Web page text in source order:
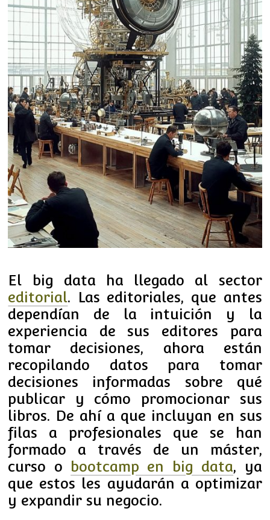
El big data ha llegado al sector
editorial. Las editoriales, que antes
dependían de la intuición y la
experiencia de sus editores para
tomar decisiones, ahora están
recopilando datos para tomar
decisiones informadas sobre qué
publicar y cómo promocionar sus
libros. De ahí a que incluyan en sus
filas a profesionales que se han
formado a través de un máster,
curso o bootcamp en big data, ya
que estos les ayudarán a optimizar
y expandir su negocio.